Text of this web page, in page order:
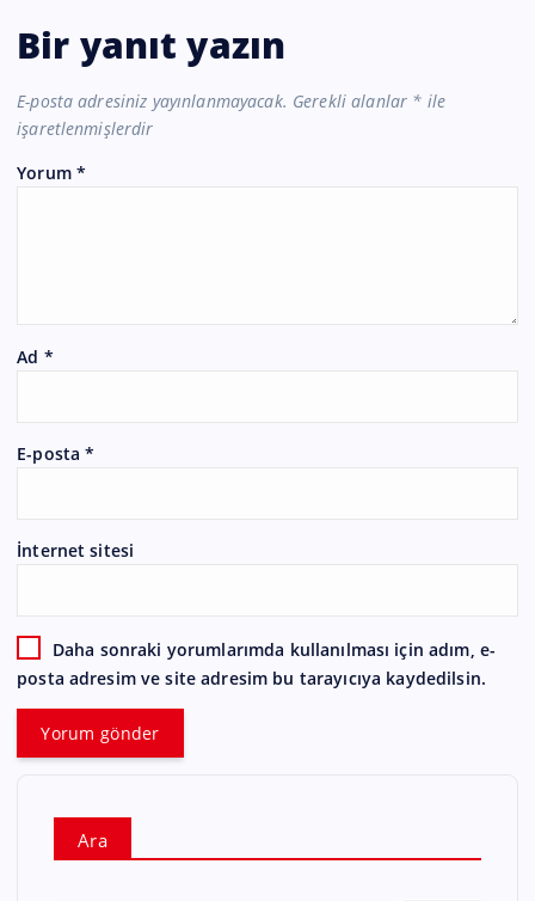
Bir yanıt yazın
E-posta adresiniz yayınlanmayacak. Gerekli alanlar * ile
işaretlenmişlerdir
Yorum *
Ad *
E-posta*
İnternet sitesi
Daha sonraki yorumlarımda kullanılması için adım, e-
posta adresim ve site adresim bu tarayıcıya kaydedilsin.
Ara